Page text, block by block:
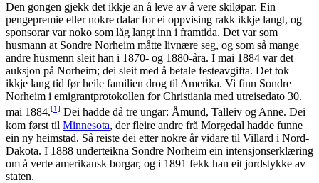
Den gongen gjekk det ikkje an å leve av å vere skiløpar. Ein
pengepremie eller nokre dalar for ei oppvising rakk ikkje langt, og
sponsorar var noko som låg langt inn i framtida. Det var som
husmann at Sondre Norheim måtte livnære seg, og som så mange
andre husmenn sleit han i 1870- og 1880-åra. I mai 1884 var det
auksjon på Norheim; dei sleit med å betale festeavgifta. Det tok
ikkje lang tid før heile familien drog til Amerika. Vi finn Sondre
Norheim i emigrantprotokollen for Christiania med utreisedato 30.
mai 1884.[1] Dei hadde då tre ungar: Åmund, Talleiv og Anne. Dei
kom først til Minnesota, der fleire andre frå Morgedal hadde funne
ein ny heimstad. Så reiste dei etter nokre år vidare til Villard i Nord-
Dakota. I 1888 underteikna Sondre Norheim ein intensjonserklæring
om å verte amerikansk borgar, og i 1891 fekk han eit jordstykke av
staten.